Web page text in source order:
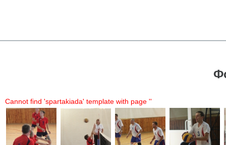
Cannot find 'spartakiada' template with page ''